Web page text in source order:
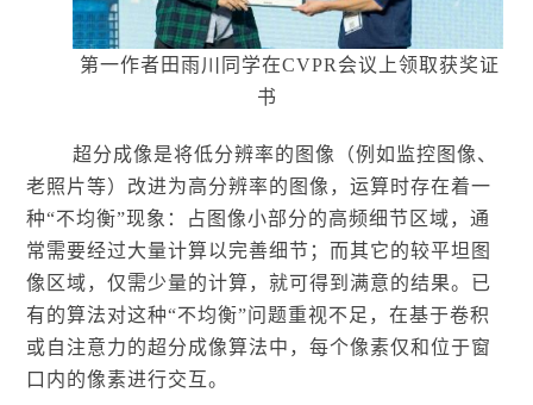
第一作者田雨川同学在CVPR会议上领取获奖证
书
超分成像是将低分辨率的图像（例如监控图像、
老照片等）改进为高分辨率的图像，运算时存在着一
种“不均衡”现象：占图像小部分的高频细节区域，通
常需要经过大量计算以完善细节；而其它的较平坦图
像区域，仅需少量的计算，就可得到满意的结果。已
有的算法对这种“不均衡”问题重视不足，在基于卷积
或自注意力的超分成像算法中，每个像素仅和位于窗
口内的像素进行交互。